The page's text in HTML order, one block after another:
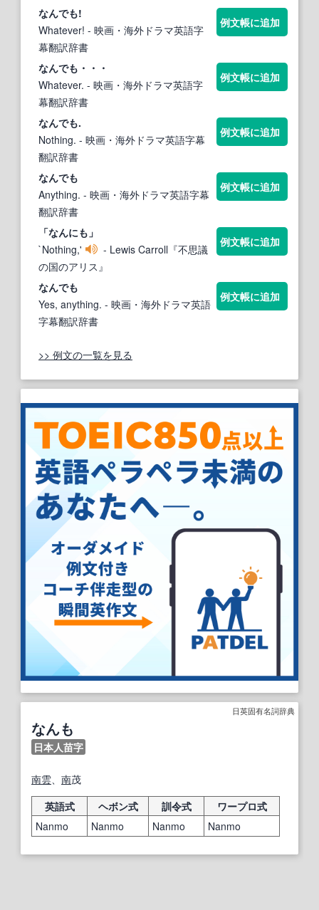
なんでも!
Whatever! - 映画・海外ドラマ英語字
幕翻訳辞書
例文帳に追加
なんでも・・・
Whatever. - 映画・海外ドラマ英語字
幕翻訳辞書
例文帳に追加
なんでも.
Nothing. - 映画・海外ドラマ英語字幕
翻訳辞書
例文帳に追加
なんでも
Anything. - 映画・海外ドラマ英語字幕
翻訳辞書
例文帳に追加
「なんにも」
`Nothing,'
- Lewis Carroll『不思議
の国のアリス』
例文帳に追加
なんでも
Yes, anything. - 映画・海外ドラマ英語
字幕翻訳辞書
例文帳に追加
>> 例文の一覧を見る
日英固有名詞辞典
なんも
日本人苗字
南雲 南茂
英語式
ヘボン式 訓令式
ワープロ式
Nanmo
Nanmo Nanmo Nanmo